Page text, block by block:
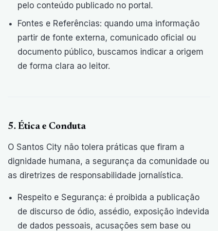
pelo conteúdo publicado no portal.
Fontes e Referências: quando uma informação
partir de fonte externa, comunicado oficial ou
documento público, buscamos indicar a origem
de forma clara ao leitor.
5. Ética e Conduta
O Santos City não tolera práticas que firam a
dignidade humana, a segurança da comunidade ou
as diretrizes de responsabilidade jornalística.
Respeito e Segurança: é proibida a publicação
de discurso de ódio, assédio, exposição indevida
de dados pessoais, acusações sem base ou